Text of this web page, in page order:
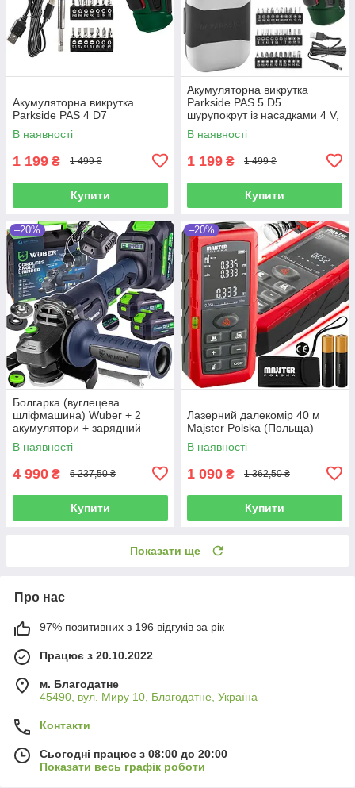
Акумуляторна викрутка
Parkside PAS 4 D7
В наявності
1 199 ₴ 1 499 ₴
Купити
Акумуляторна викрутка
Parkside PAS 5 D5
шурупокрут із насадками 4 V,
1500 mAh, 10 Nm, Німеччина
В наявності
1 199 ₴ 1 499 ₴
Купити
–20%
Болгарка (вуглецева
шліфмашина) Wuber + 2
акумулятори + зарядний
пристрій DIAX (Польща)
В наявності
4 990 ₴ 6 237,50 ₴
Купити
–20%
Лазерний далекомір 40 м
Majster Polska (Польща)
В наявності
1 090 ₴ 1 362,50 ₴
Купити
Показати ще
Про нас
97% позитивних з 196 відгуків за рік
Працює з 20.10.2022
м. Благодатне
45490, вул. Миру 10, Благодатне, Україна
Контакти
Сьогодні працює з 08:00 до 20:00
Показати весь графік роботи